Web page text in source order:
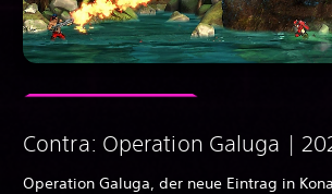
Contra: Operation Galuga |
Operation Galuga, der neue Eintrag in